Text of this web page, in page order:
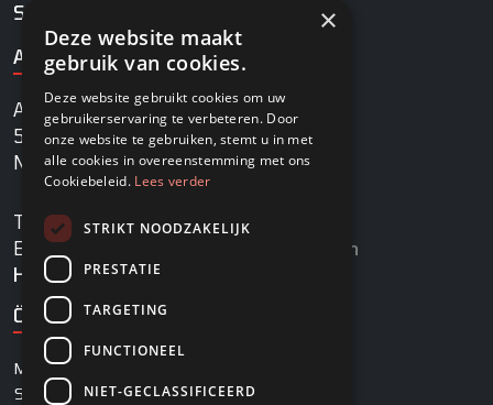
Service
ADRESSE
Agrobaan 13
5813 EB Ysselsteyn
Niederlande
TEL.+31478745270
E-MAIL
info@rovadi-turfequipment.com
Handelsregister 96455101
ÖFFNUNGSZEITEN
MONTAG – FREITAG
SAMSTAG
08:00 – 12:30 Uhr
×
Deze website maakt
gebruik van cookies.
Deze website gebruikt cookies om uw
gebruikerservaring te verbeteren. Door
onze website te gebruiken, stemt u in met
alle cookies in overeenstemming met ons
Cookiebeleid. Lees verder
STRIKT NOODZAKELIJK
PRESTATIE
TARGETING
FUNCTIONEEL
NIET-GECLASSIFICEERD